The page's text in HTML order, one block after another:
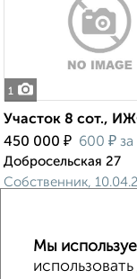
1
Участок 8 сот.,
450 000 ₽ 600 ₽
Добросельская 27
Собственник,
Мы